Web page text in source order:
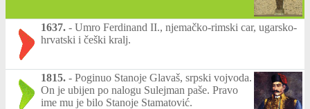
1637. - Umro Ferdinand II., njemačko-rimski car, ugarsko-
hrvatski i češki kralj.
1815. - Poginuo Stanoje Glavaš, srpski vojvoda.
On je ubijen po nalogu Sulejman paše. Pravo
ime mu je bilo Stanoje Stamatović.